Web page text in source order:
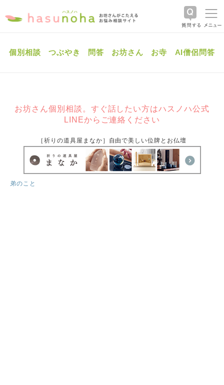
個別相談 つぶやき 問答 お坊さん お寺 AI僧侶問答
お坊さん個別相談。すぐ話したい方はハスノハ公式
LINEからご連絡ください
［祈りの道具屋まなか］自由で美しい位牌とお仏壇
弟のこと